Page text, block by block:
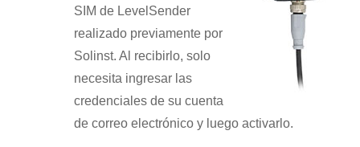
SIM de LevelSender
realizado previamente por
Solinst. Al recibirlo, solo
necesita ingresar las
credenciales de su cuenta
de correo electrónico y luego activarlo.